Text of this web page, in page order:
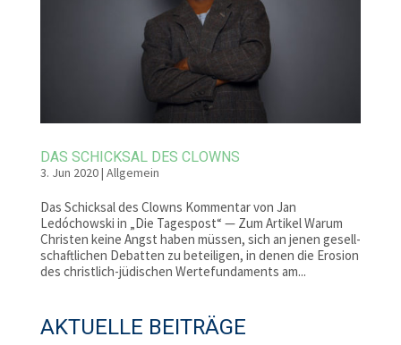
DAS SCHICKSAL DES CLOWNS
3. Jun 2020| Allgemein
Das Schicksal des Clowns Kommentar von Jan
Ledóchowski in „Die Tagespost“ — Zum Artikel Warum
Christen keine Angst haben müssen, sich an jenen gesell­
schaftlichen Debatten zu beteiligen, in denen die Erosion
des christlich-jüdischen Werte­fundaments am...
AKTUELLE BEITRÄGE